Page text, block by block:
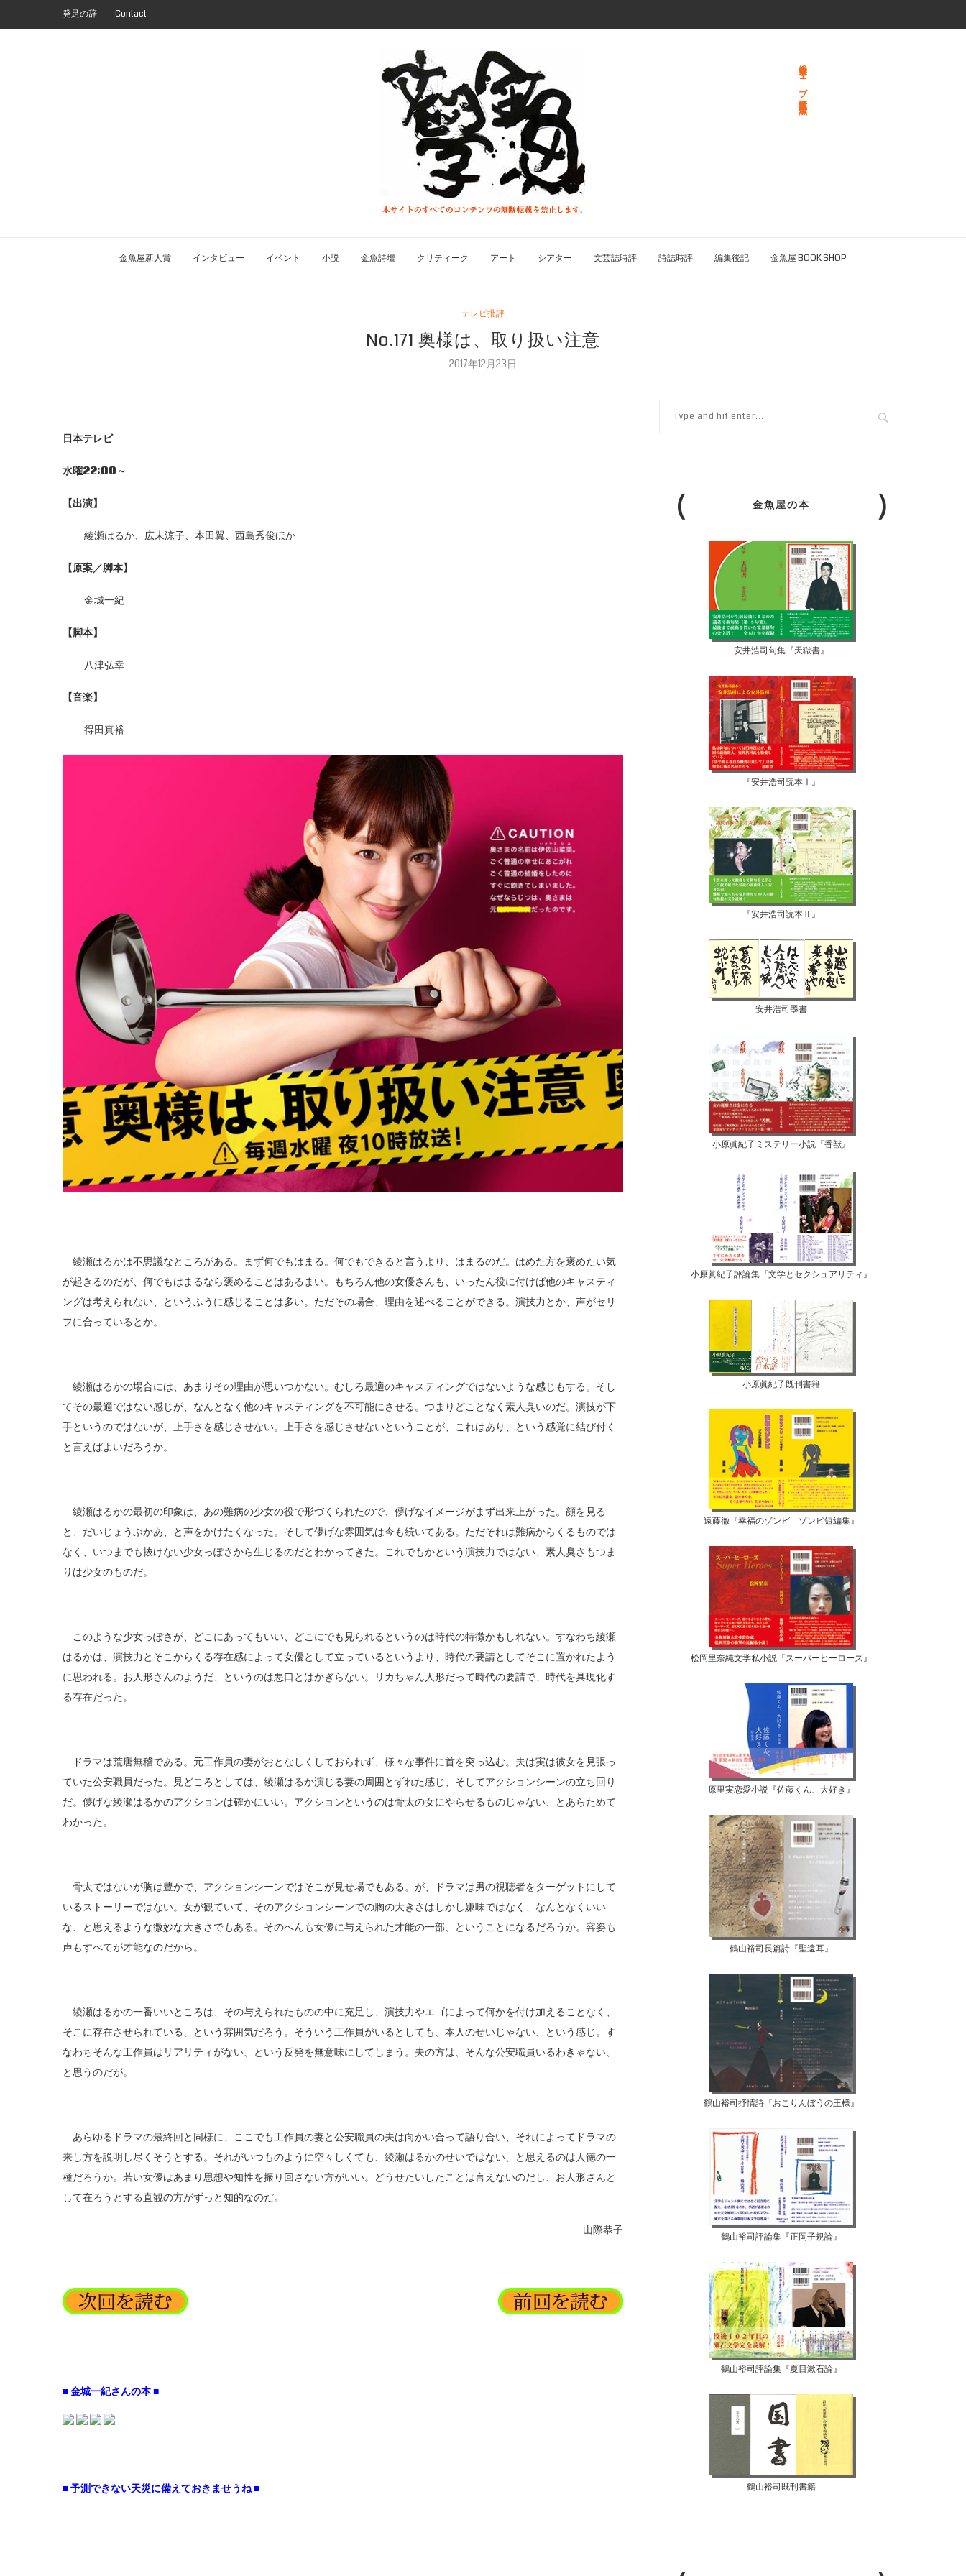
発足の辞 Contact
総合文学ウェブ情報誌 文学金魚
金魚屋新人賞 インタビュー イベント 小説 金魚詩壇 クリティーク アート シアター 文芸誌時評 詩誌時評 編集後記 金魚屋 BOOK SHOP
テレビ批評
No.171 奥様は、取り扱い注意
2017年12月23日
日本テレビ
水曜22:00～
【出演】
綾瀬はるか、広末涼子、本田翼、西島秀俊ほか
【原案／脚本】
金城一紀
【脚本】
八津弘幸
【音楽】
得田真裕
綾瀬はるかは不思議なところがある。まず何でもはまる。何でもできると言うより、はまるのだ。はめた方を褒めたい気
が起きるのだが、何でもはまるなら褒めることはあるまい。もちろん他の女優さんも、いったん役に付けば他のキャスティ
ングは考えられない、というふうに感じることは多い。ただその場合、理由を述べることができる。演技力とか、声がセリ
フに合っているとか。
綾瀬はるかの場合には、あまりその理由が思いつかない。むしろ最適のキャスティングではないような感じもする。そし
てその最適ではない感じが、なんとなく他のキャスティングを不可能にさせる。つまりどことなく素人臭いのだ。演技が下
手というのではないが、上手さを感じさせない。上手さを感じさせないということが、これはあり、という感覚に結び付く
と言えばよいだろうか。
綾瀬はるかの最初の印象は、あの難病の少女の役で形づくられたので、儚げなイメージがまず出来上がった。顔を見る
と、だいじょうぶかあ、と声をかけたくなった。そして儚げな雰囲気は今も続いてある。ただそれは難病からくるものでは
なく、いつまでも抜けない少女っぽさから生じるのだとわかってきた。これでもかという演技力ではない、素人臭さもつま
りは少女のものだ。
このような少女っぽさが、どこにあってもいい、どこにでも見られるというのは時代の特徴かもしれない。すなわち綾瀬
はるかは、演技力とそこからくる存在感によって女優として立っているというより、時代の要請としてそこに置かれたよう
に思われる。お人形さんのようだ、というのは悪口とはかぎらない。リカちゃん人形だって時代の要請で、時代を具現化す
る存在だった。
ドラマは荒唐無稽である。元工作員の妻がおとなしくしておられず、様々な事件に首を突っ込む。夫は実は彼女を見張っ
ていた公安職員だった。見どころとしては、綾瀬はるか演じる妻の周囲とずれた感じ、そしてアクションシーンの立ち回り
だ。儚げな綾瀬はるかのアクションは確かにいい。アクションというのは骨太の女にやらせるものじゃない、とあらためて
わかった。
骨太ではないが胸は豊かで、アクションシーンではそこが見せ場でもある。が、ドラマは男の視聴者をターゲットにして
いるストーリーではない。女が観ていて、そのアクションシーンでの胸の大きさはしかし嫌味ではなく、なんとなくいい
な、と思えるような微妙な大きさでもある。そのへんも女優に与えられた才能の一部、ということになるだろうか。容姿も
声もすべてが才能なのだから。
綾瀬はるかの一番いいところは、その与えられたものの中に充足し、演技力やエゴによって何かを付け加えることなく、
そこに存在させられている、という雰囲気だろう。そういう工作員がいるとしても、本人のせいじゃない、という感じ。す
なわちそんな工作員はリアリティがない、という反発を無意味にしてしまう。夫の方は、そんな公安職員いるわきゃない、
と思うのだが。
あらゆるドラマの最終回と同様に、ここでも工作員の妻と公安職員の夫は向かい合って語り合い、それによってドラマの
来し方を説明し尽くそうとする。それがいつものように空々しくても、綾瀬はるかのせいではない、と思えるのは人徳の一
種だろうか。若い女優はあまり思想や知性を振り回さない方がいい。どうせたいしたことは言えないのだし、お人形さんと
して在ろうとする直観の方がずっと知的なのだ。
山際恭子
■ 金城一紀さんの本 ■
■ 予測できない天災に備えておきませうね ■
金魚屋の本
安井浩司句集『天獄書』
『安井浩司読本Ⅰ』
『安井浩司読本Ⅱ』
安井浩司墨書
小原眞紀子ミステリー小説『香獣』
小原眞紀子評論集『文学とセクシュアリティ』
小原眞紀子既刊書籍
遠藤徹『幸福のゾンビ ゾンビ短編集』
松岡里奈純文学私小説『スーパーヒーローズ』
原里実恋愛小説『佐藤くん、大好き』
鶴山裕司長篇詩『聖遠耳』
鶴山裕司抒情詩『おこりんぼうの王様』
鶴山裕司評論集『正岡子規論』
鶴山裕司評論集『夏目漱石論』
鶴山裕司既刊書籍